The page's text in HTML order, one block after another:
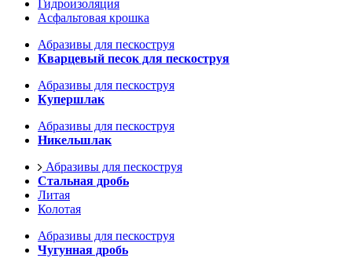
Гидроизоляция
Асфальтовая крошка
Абразивы для пескоструя
Кварцевый песок для пескоструя
Абразивы для пескоструя
Купершлак
Абразивы для пескоструя
Никельшлак
Абразивы для пескоструя
Стальная дробь
Литая
Колотая
Абразивы для пескоструя
Чугунная дробь